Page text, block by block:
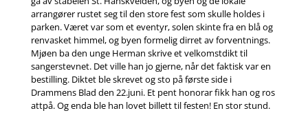
arrangører rustet seg til den store fest som skulle holdes i
parken. Været var som et eventyr, solen skinte fra en blå og
renvasket himmel, og byen formelig dirret av forventnings.
Mjøen ba den unge Herman skrive et velkomstdikt til
sangerstevnet. Det ville han jo gjerne, når det faktisk var en
bestilling. Diktet ble skrevet og sto på første side i
Drammens Blad den 22.juni. Et pent honorar fikk han og ros
attpå. Og enda ble han lovet billett til festen! En stor stund.